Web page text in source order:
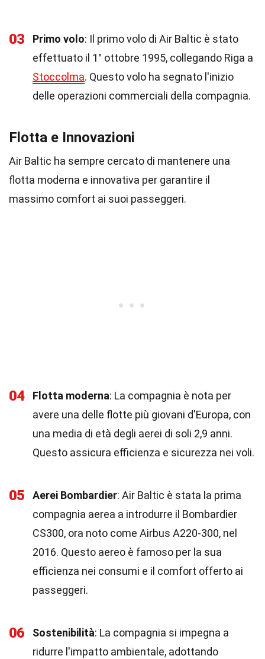
03 Primo volo: Il primo volo di Air Baltic è stato
effettuato il 1° ottobre 1995, collegando Riga a
Stoccolma. Questo volo ha segnato l'inizio
delle operazioni commerciali della compagnia.
Flotta e Innovazioni
Air Baltic ha sempre cercato di mantenere una
flotta moderna e innovativa per garantire il
massimo comfort ai suoi passeggeri.
04 Flotta moderna: La compagnia è nota per
avere una delle flotte più giovani d'Europa, con
una media di età degli aerei di soli 2,9 anni.
Questo assicura efficienza e sicurezza nei voli.
05 Aerei Bombardier: Air Baltic è stata la prima
compagnia aerea a introdurre il Bombardier
CS300, ora noto come Airbus A220-300, nel
2016. Questo aereo è famoso per la sua
efficienza nei consumi e il comfort offerto ai
passeggeri.
06 Sostenibilità: La compagnia si impegna a
ridurre l'impatto ambientale, adottando